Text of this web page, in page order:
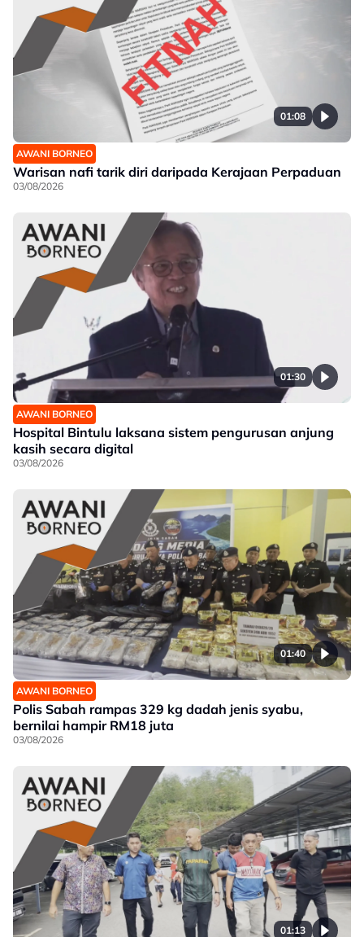
01:08
AWANI BORNEO
Warisan nafi tarik diri daripada Kerajaan Perpaduan
03/08/2026
01:30
AWANI BORNEO
Hospital Bintulu laksana sistem pengurusan anjung
kasih secara digital
03/08/2026
01:40
AWANI BORNEO
Polis Sabah rampas 329 kg dadah jenis syabu,
bernilai hampir RM18 juta
03/08/2026
01:13